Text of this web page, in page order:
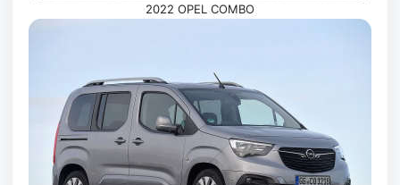
2022 OPEL COMBO